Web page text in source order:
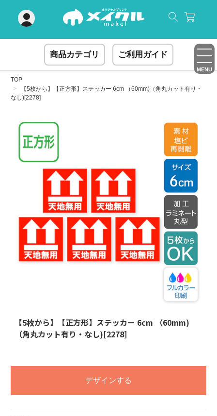
商品カテゴリ ご利用ガイド
MENU
TOP
【5枚から】【正方形】ステッカー 6cm （60mm)（角丸カット有り・
なし)[2278]
【5枚から】【正方形】ステッカー 6cm （60mm)
（角丸カット有り・なし)[2278]
デザインする